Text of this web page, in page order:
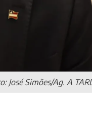
José Simões/Ag. A